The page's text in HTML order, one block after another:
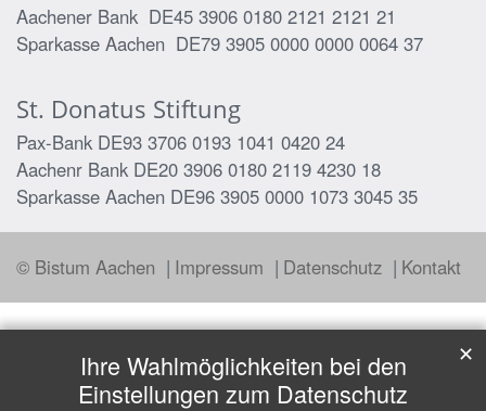
Aachener Bank DE45 3906 0180 2121 2121 21
Sparkasse Aachen DE79 3905 0000 0000 0064 37
St. Donatus Stiftung
Pax-Bank DE93 3706 0193 1041 0420 24
Aachenr Bank DE20 3906 0180 2119 4230 18
Sparkasse Aachen DE96 3905 0000 1073 3045 35
© Bistum Aachen Impressum Datenschutz Kontakt
Ihre Wahlmöglichkeiten bei den
Einstellungen zum Datenschutz
✕